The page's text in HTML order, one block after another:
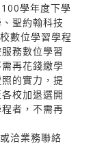
學年度下學
聖約翰科技
數位學習學程
務數位學習
再花錢繳學
的實力，提
校加退選開
者，不需再
洽業務聯絡